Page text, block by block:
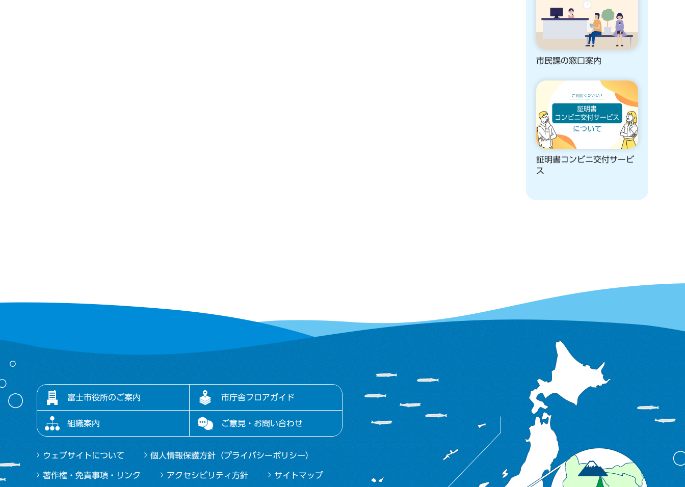
市民課の窓口案内
証明書コンビニ交付サービ
ス
富士市役所のご案内 市庁舎フロアガイド
組織案内 ご意見・お問い合わせ
ウェブサイトについて 個人情報保護方針（プライバシーポリシー）
著作権・免責事項・リンク アクセシビリティ方針 サイトマップ